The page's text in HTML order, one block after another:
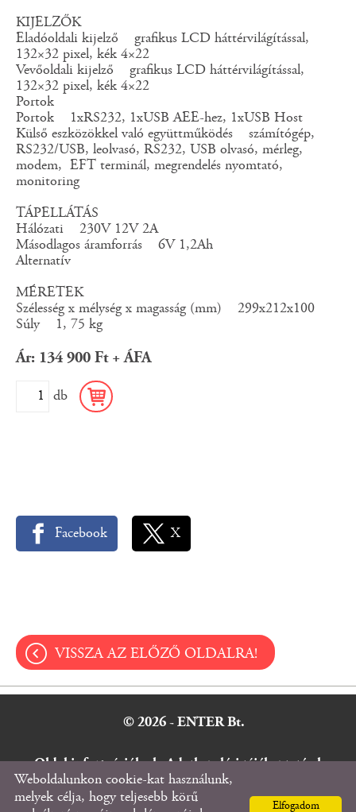
Ár: 134 900 Ft + ÁFA
db
KIJELZŐK
Eladóoldali kijelző grafikus LCD háttérvilágítással,
132×32 pixel, kék 4×22
Vevőoldali kijelző grafikus LCD háttérvilágítással,
132×32 pixel, kék 4×22
Portok
Portok 1xRS232, 1xUSB AEE-hez, 1xUSB Host
Külső eszközökkel való együttműködés számítógép,
RS232/USB, leolvasó, RS232, USB olvasó, mérleg,
modem, EFT terminál, megrendelés nyomtató,
monitoring
TÁPELLÁTÁS
Hálózati 230V 12V 2A
Másodlagos áramforrás 6V 1,2Ah
Alternatív
MÉRETEK
Szélesség x mélység x magasság (mm) 299x212x100
Súly 1, 75 kg
Facebook X
VISSZA AZ ELŐZŐ OLDALRA!
© 2026 - ENTER Bt.
Oldal információklAdatkezelési tájékoztatól
Impresszum
Elfogadom
Weboldalunkon cookie-kat használunk,
melyek célja, hogy teljesebb körű